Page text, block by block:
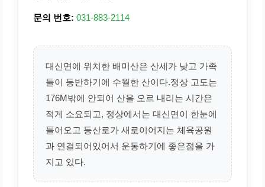
문의 번호: 031-883-2114
대신면에 위치한 배미산은 산세가 낮고 가족
들이 등반하기에 수월한 산이다.정상 고도는
176M밖에 안되어 산을 오르 내리는 시간은
적게 소요되고, 정상에서는 대신면이 한눈에
들어오고 등산로가 새로이어지는 체육공원
과 연결되어있어서 운동하기에 좋은점을 가
지고 있다.